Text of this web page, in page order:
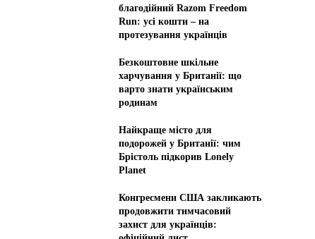
благодійний Razom Freedom
Run: усі кошти – на
протезування українців
Безкоштовне шкільне
харчування у Британії: що
варто знати українським
родинам
Найкраще місто для
подорожей у Британії: чим
Брістоль підкорив Lonely
Planet
Конгресмени США закликають
продовжити тимчасовий
захист для українців: